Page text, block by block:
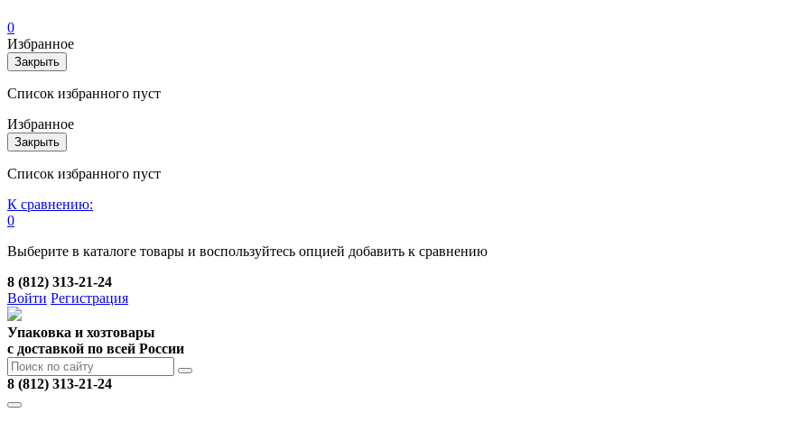
0
Избранное
Закрыть
Список избранного пуст
Избранное
Закрыть
Список избранного пуст
К сравнению:
0
Выберите в каталоге товары и воспользуйтесь опцией добавить к сравнению
8 (812) 313-21-24
Войти Регистрация
Упаковка и хозтовары
с доставкой по всей России
8 (812) 313-21-24